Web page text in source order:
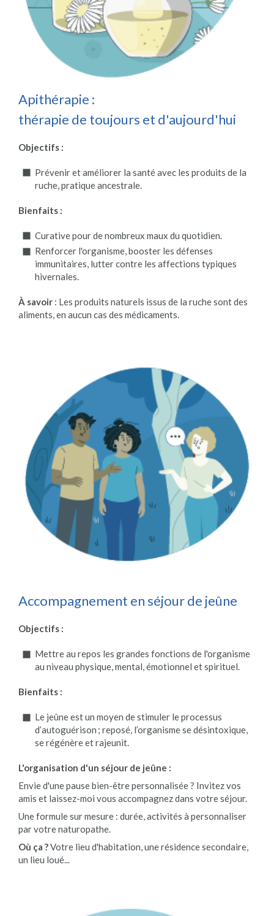
Apithérapie :
thérapie de toujours et d'aujourd'hui
Objectifs :
Prévenir et améliorer la santé avec les produits de la
ruche, pratique ancestrale.
Bienfaits :
Curative pour de nombreux maux du quotidien.
Renforcer l'organisme, booster les défenses
immunitaires, lutter contre les affections typiques
hivernales.
À savoir : Les produits naturels issus de la ruche sont des
aliments, en aucun cas des médicaments.
Accompagnement en séjour de jeûne
Objectifs :
Mettre au repos les grandes fonctions de l'organisme
au niveau physique, mental, émotionnel et spirituel.
Bienfaits :
Le jeûne est un moyen de stimuler le processus
d’autoguérison ; reposé, l’organisme se désintoxique,
se régénère et rajeunit.
L'organisation d'un séjour de jeûne :
Envie d'une pause bien-être personnalisée ? Invitez vos
amis et laissez-moi vous accompagnez dans votre séjour.
Une formule sur mesure : durée, activités à personnaliser
par votre naturopathe.
Où ça ?Votre lieu d'habitation, une résidence secondaire,
un lieu loué...